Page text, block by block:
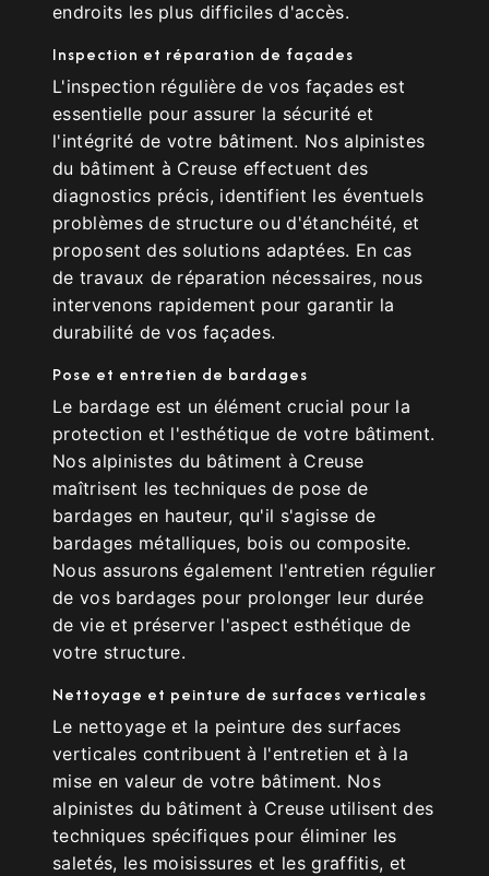
endroits les plus difficiles d'accès.
Inspection et réparation de façades
L'inspection régulière de vos façades est
essentielle pour assurer la sécurité et
l'intégrité de votre bâtiment. Nos alpinistes
du bâtiment à Creuse effectuent des
diagnostics précis, identifient les éventuels
problèmes de structure ou d'étanchéité, et
proposent des solutions adaptées. En cas
de travaux de réparation nécessaires, nous
intervenons rapidement pour garantir la
durabilité de vos façades.
Pose et entretien de bardages
Le bardage est un élément crucial pour la
protection et l'esthétique de votre bâtiment.
Nos alpinistes du bâtiment à Creuse
maîtrisent les techniques de pose de
bardages en hauteur, qu'il s'agisse de
bardages métalliques, bois ou composite.
Nous assurons également l'entretien régulier
de vos bardages pour prolonger leur durée
de vie et préserver l'aspect esthétique de
votre structure.
Nettoyage et peinture de surfaces verticales
Le nettoyage et la peinture des surfaces
verticales contribuent à l'entretien et à la
mise en valeur de votre bâtiment. Nos
alpinistes du bâtiment à Creuse utilisent des
techniques spécifiques pour éliminer les
saletés, les moisissures et les graffitis, et